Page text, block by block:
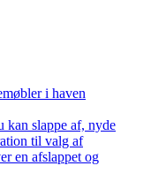
i haven
kan slappe af, nyde
til valg af
en afslappet og